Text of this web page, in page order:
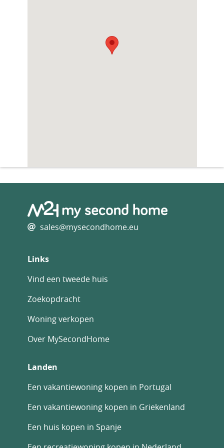
sales@mysecondhome.eu
Links
Vind een tweede huis
Zoekopdracht
Woning verkopen
Over MySecondHome
Landen
Een vakantiewoning kopen in Portugal
Een vakantiewoning kopen in Griekenland
Een huis kopen in Spanje